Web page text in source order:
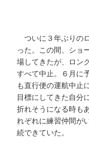
ついに３年ぶりの
った。この間、ショ
場してきたが、ロン
すべて中止。６月に
も直行便の運航中止
目標にしてきた自分
折れそうになる時も
れぞれに練習仲間が
続できていた。